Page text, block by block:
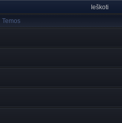
Ieškoti
Temos